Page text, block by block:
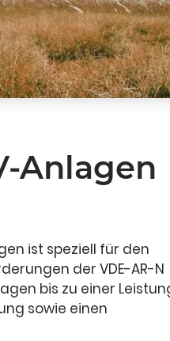
Anlagen
ist speziell für den
der VDE-AR-N
bis zu einer
sowie einen